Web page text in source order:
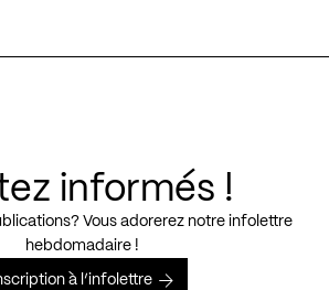
informés !
Vous adorerez notre infolettre
hebdomadaire !
à l’infolettre